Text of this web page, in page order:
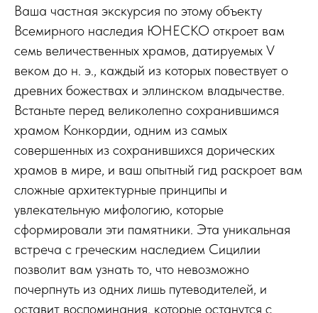
Ваша частная экскурсия по этому объекту
Всемирного наследия ЮНЕСКО откроет вам
семь величественных храмов, датируемых V
веком до н. э., каждый из которых повествует о
древних божествах и эллинском владычестве.
Встаньте перед великолепно сохранившимся
храмом Конкордии, одним из самых
совершенных из сохранившихся дорических
храмов в мире, и ваш опытный гид раскроет вам
сложные архитектурные принципы и
увлекательную мифологию, которые
сформировали эти памятники. Эта уникальная
встреча с греческим наследием Сицилии
позволит вам узнать то, что невозможно
почерпнуть из одних лишь путеводителей, и
оставит воспоминания, которые останутся с